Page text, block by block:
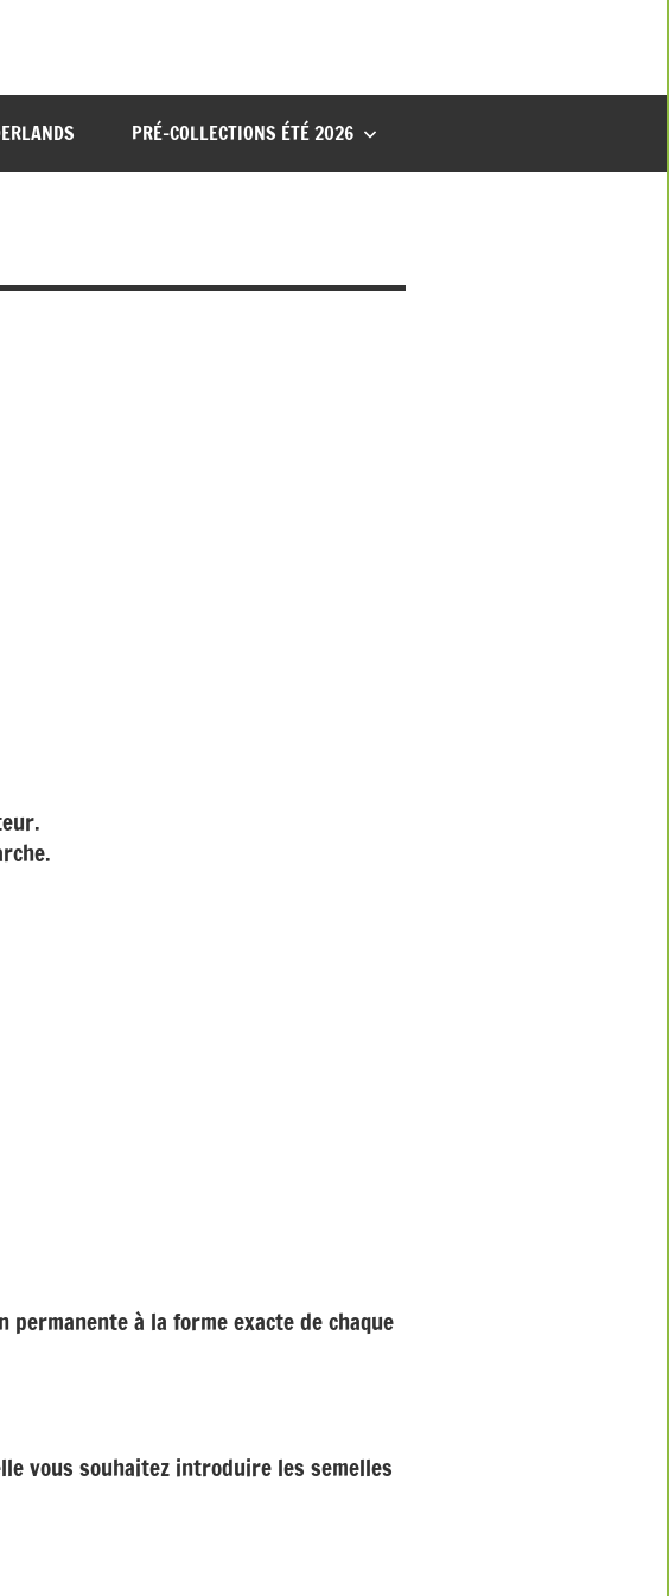
PRÉ-COLLECTIONS ÉTÉ 2026
à la forme exacte de chaque
vous souhaitez introduire les semelles